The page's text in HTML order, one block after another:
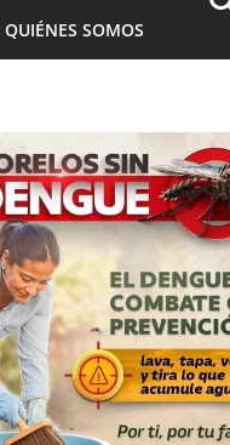
QUIÉNES SOMOS